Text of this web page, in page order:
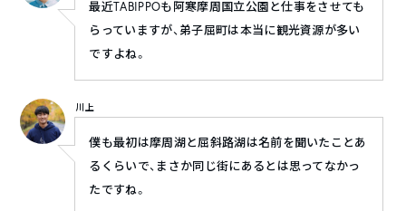
最近TABIPPOも阿寒摩周国立公園と仕事をさせても
らっていますが、弟子屈町は本当に観光資源が多い
ですよね。
川上
僕も最初は摩周湖と屈斜路湖は名前を聞いたことあ
るくらいで、まさか同じ街にあるとは思ってなかっ
たですね。